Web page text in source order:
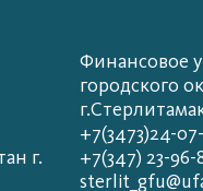
г.
Финансовое
городского
+7(3473)24-
+7(347) 23-